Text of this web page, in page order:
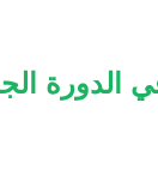
الدورة